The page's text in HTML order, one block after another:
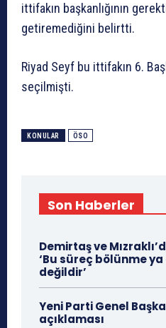
ittifakın başkanlığının
getiremediğini belirtti.
Riyad Seyf bu ittifakın 6.
seçilmişti.
KONULAR ÖSO
Son Haberler
Demirtaş ve
‘Bu süreç bölünme
değildir’
Yeni Parti Genel
açıklaması